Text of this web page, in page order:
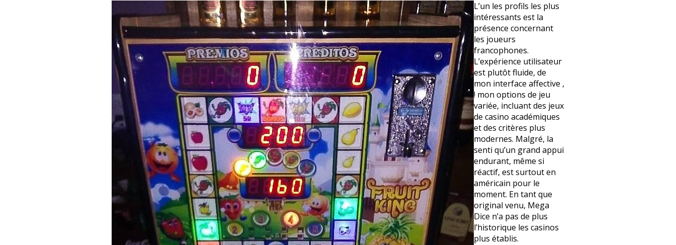
L’un les profils les plus
intéressants est la
présence concernant
les joueurs
francophones.
L’expérience utilisateur
est plutôt fluide, de
mon interface affective ,
! mon options de jeu
variée, incluant des jeux
de casino académiques
et des critères plus
modernes. Malgré, la
senti qu’un grand appui
endurant, même si
réactif, est surtout en
américain pour le
moment. En tant que
original venu, Mega
Dice n’a pas de plus
l’historique les casinos
plus établis.